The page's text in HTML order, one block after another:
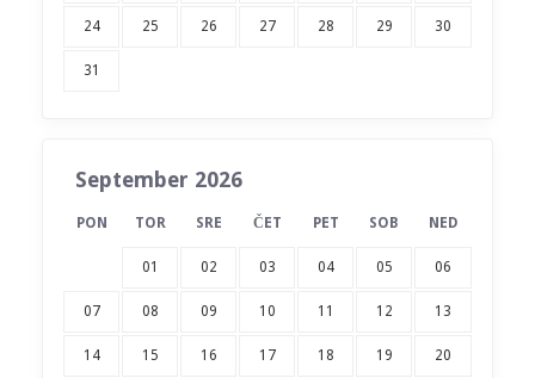
24 25 26 27 28 29 30
31
September 2026
PON TOR SRE ČET PET SOB NED
01 02 03 04 05 06
07 08 09 10 11 12 13
14 15 16 17 18 19 20